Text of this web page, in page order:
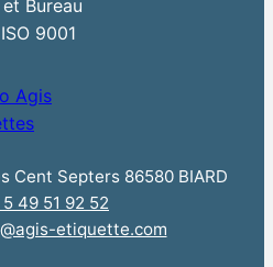
Cent Septers 86580 BIARD
49 51 92 52
etiquette.com